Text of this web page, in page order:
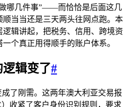
哪几件事”——而恰恰是后面这几
当当还是三天两头往网点跑。本
辑讲起，把税务、信用、跨境资
个真正用得顺手的账户体系。
辑变了#
成了刚需。这两年澳大利亚交易报
收紧了客户身份识别规则，要求